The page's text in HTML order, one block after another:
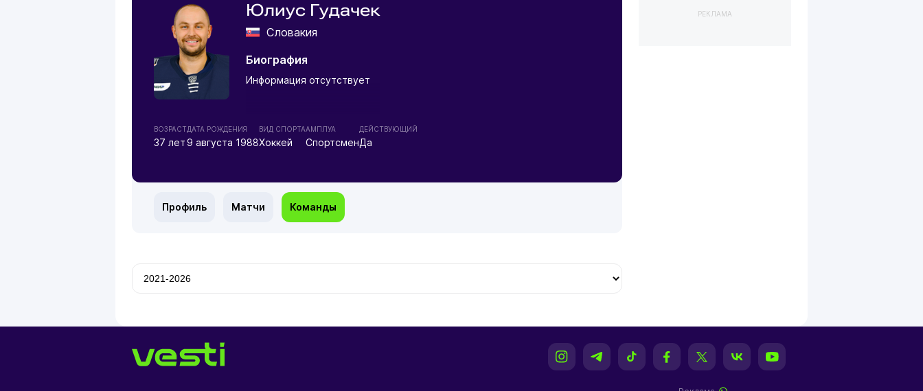
Юлиус Гудачек
Словакия
Биография
Информация отсутствует
ВОЗРАСТ
37 лет
ДАТА РОЖДЕНИЯ
9 августа 1988
ВИД СПОРТА
Хоккей
АМПЛУА
Спортсмен
ДЕЙСТВУЮЩИЙ
Да
Профиль Матчи Команды
РЕКЛАМА